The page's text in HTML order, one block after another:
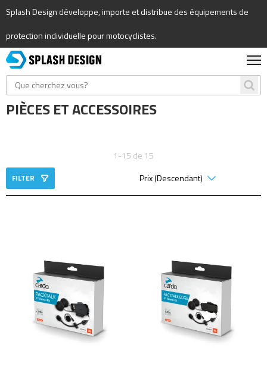
Splash Design développe, importe et distribue des équipements de
protection individuelle pour motocyclistes.
PIÈCES ET ACCESSOIRES
1-15 de 15
FILTER